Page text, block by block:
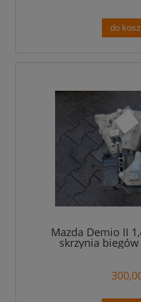
do
Mazda Demio II
skrzynia biegów